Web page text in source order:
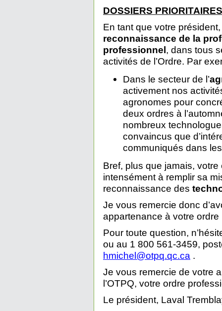
DOSSIERS
En tant que votre
reconnaissance de la
professionnel, dans tous
activités de l’Ordre. Par
Dans le secteur de l’
activement nos
agronomes pour
deux ordres à
nombreux
convaincus que
communiqués dans
Bref, plus que jamais,
intensément à remplir sa
reconnaissance des
Je vous remercie donc
appartenance à votre ordre
Pour toute question,
ou au 1 800 561-3459,
hmichel@otpq.qc.ca .
Je vous remercie de votre
l’OTPQ, votre ordre
Le président, Laval